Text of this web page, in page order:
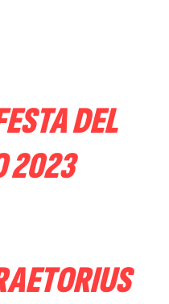
DEL
2023